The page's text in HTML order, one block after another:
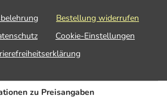
Bestellung widerrufen
Cookie-Einstellungen
zu Preisangaben